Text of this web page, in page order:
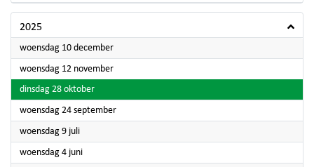
2025
woensdag 10 december2025
woensdag 12 november2025
dinsdag 28 oktober2025
woensdag 24 september2025
woensdag 9 juli2025
woensdag 4 juni2025